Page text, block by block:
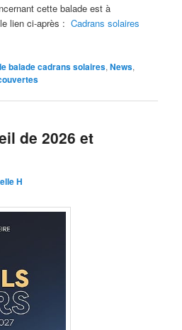
cette balade est à
le lien ci-après :Cadrans solaires
balade cadrans solaires,News,
de 2026 et
H